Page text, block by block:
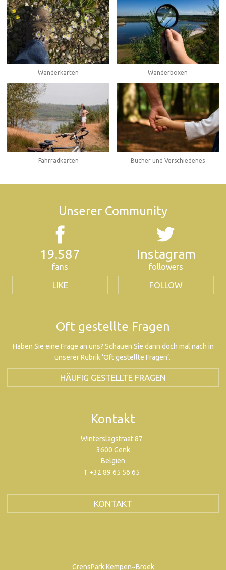
Wanderkarten Wanderboxen
Fahrradkarten Bücher und Verschiedenes
Unserer Community
19.587
fans
LIKE
Instagram
followers
FOLLOW
Oft gestellte Fragen
Haben Sie eine Frage an uns? Schauen Sie dann doch mal nach in
unserer Rubrik ‘Oft gestellte Fragen’.
HÄUFIG GESTELLTE FRAGEN
Kontakt
Winterslagstraat 87
3600 Genk
Belgien
T +32 89 65 56 65
KONTAKT
GrensPark Kempen~Broek